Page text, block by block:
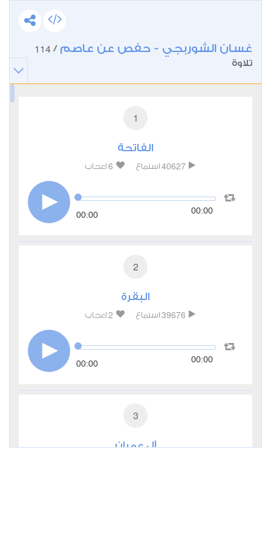
غسان الشوربجي - حفص عن عاصم /
114
تلاوة
1
الفاتحة
40627 استماع 6 اعجاب
00:00 00:00
2
البقرة
39676 استماع 2 اعجاب
00:00 00:00
3
آل عمران